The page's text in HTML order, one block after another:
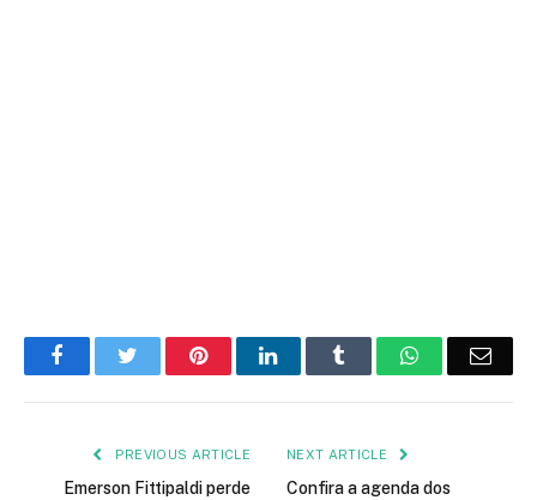
FacebookTwitter PinterestLinkedIn Tumblr WhatsApp
PREVIOUS ARTICLE
Emerson Fittipaldi perde
NEXT ARTICLE
Confira a agenda dos